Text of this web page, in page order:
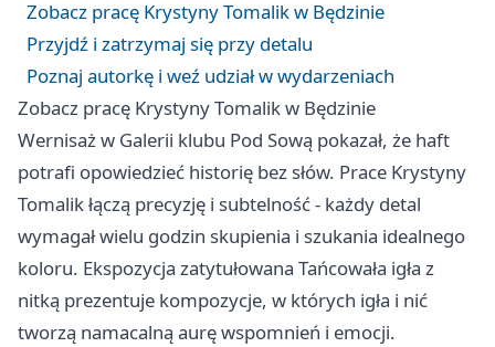
Zobacz pracę Krystyny Tomalik w Będzinie
Przyjdź i zatrzymaj się przy detalu
Poznaj autorkę i weź udział w wydarzeniach
Zobacz pracę Krystyny Tomalik w Będzinie
Wernisaż w Galerii klubu Pod Sową pokazał, że haft
potrafi opowiedzieć historię bez słów. Prace Krystyny
Tomalik łączą precyzję i subtelność - każdy detal
wymagał wielu godzin skupienia i szukania idealnego
koloru. Ekspozycja zatytułowana Tańcowała igła z
nitką prezentuje kompozycje, w których igła i nić
tworzą namacalną aurę wspomnień i emocji.